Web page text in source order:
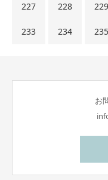
227 228 229
233 234 235
お